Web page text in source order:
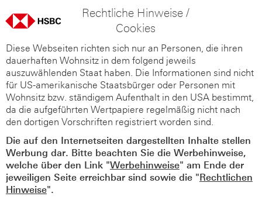
Rechtliche Hinweise /
Cookies
Diese Webseiten richten sich nur an Personen, die ihren
dauerhaften Wohnsitz in dem folgend jeweils
auszuwählenden Staat haben. Die Informationen sind nicht
für US-amerikanische Staatsbürger oder Personen mit
Wohnsitz bzw. ständigem Aufenthalt in den USA bestimmt,
da die aufgeführten Wertpapiere regelmäßig nicht nach
den dortigen Vorschriften registriert worden sind.
Die auf den Internetseiten dargestellten Inhalte stellen
Werbung dar. Bitte beachten Sie die Werbehinweise,
welche über den Link "Werbehinweise" am Ende der
jeweiligen Seite erreichbar sind sowie die "Rechtlichen
Hinweise".